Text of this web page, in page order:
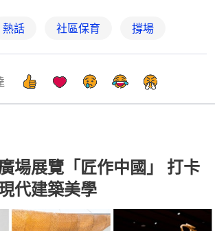
熱話 社區保育 撐場
場展覽「匠作中國」 打卡
代建築美學